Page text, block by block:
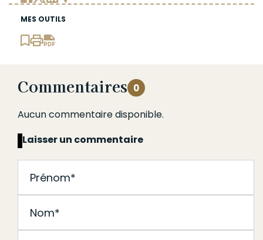
MES OUTILS
Commentaires 0
Aucun commentaire disponible.
Laisser un commentaire